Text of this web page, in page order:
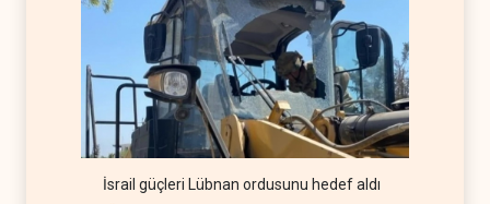
İsrail güçleri Lübnan ordusunu hedef aldı